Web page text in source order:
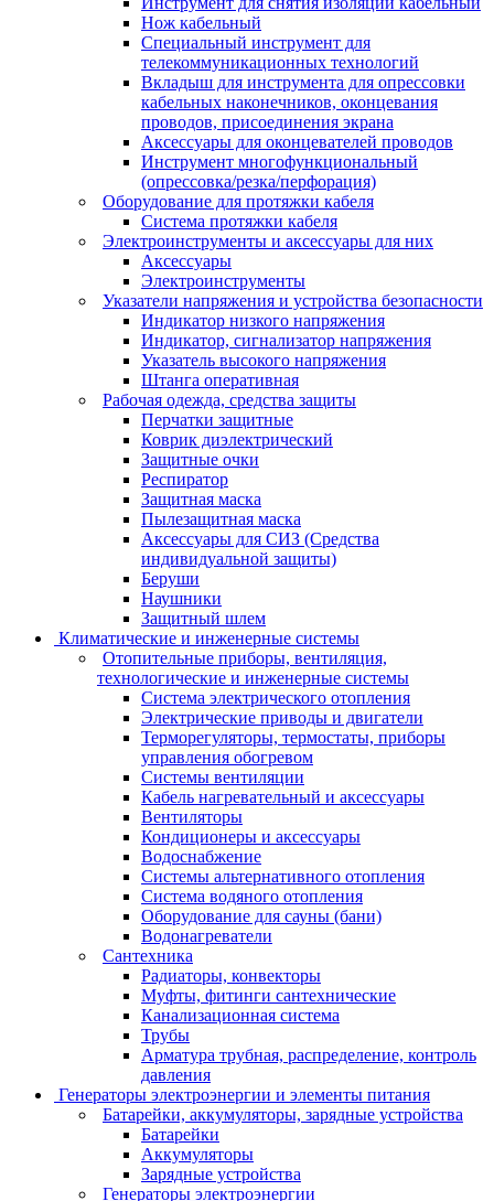
Нож кабельный
Специальный инструмент для
телекоммуникационных технологий
Вкладыш для инструмента для опрессовки
кабельных наконечников, оконцевания
проводов, присоединения экрана
Аксессуары для оконцевателей проводов
Инструмент многофункциональный
(опрессовка/резка/перфорация)
Оборудование для протяжки кабеля
Система протяжки кабеля
Электроинструменты и аксессуары для них
Аксессуары
Электроинструменты
Указатели напряжения и устройства безопасности
Индикатор низкого напряжения
Индикатор, сигнализатор напряжения
Указатель высокого напряжения
Штанга оперативная
Рабочая одежда, средства защиты
Перчатки защитные
Коврик диэлектрический
Защитные очки
Респиратор
Защитная маска
Пылезащитная маска
Аксессуары для СИЗ (Средства
индивидуальной защиты)
Беруши
Наушники
Защитный шлем
Климатические и инженерные системы
Отопительные приборы, вентиляция,
технологические и инженерные системы
Система электрического отопления
Электрические приводы и двигатели
Терморегуляторы, термостаты, приборы
управления обогревом
Системы вентиляции
Кабель нагревательный и аксессуары
Вентиляторы
Кондиционеры и аксессуары
Водоснабжение
Системы альтернативного отопления
Система водяного отопления
Оборудование для сауны (бани)
Водонагреватели
Сантехника
Радиаторы, конвекторы
Муфты, фитинги сантехнические
Канализационная система
Трубы
Арматура трубная, распределение, контроль
давления
Генераторы электроэнергии и элементы питания
Батарейки, аккумуляторы, зарядные устройства
Батарейки
Аккумуляторы
Зарядные устройства
Генераторы электроэнергии